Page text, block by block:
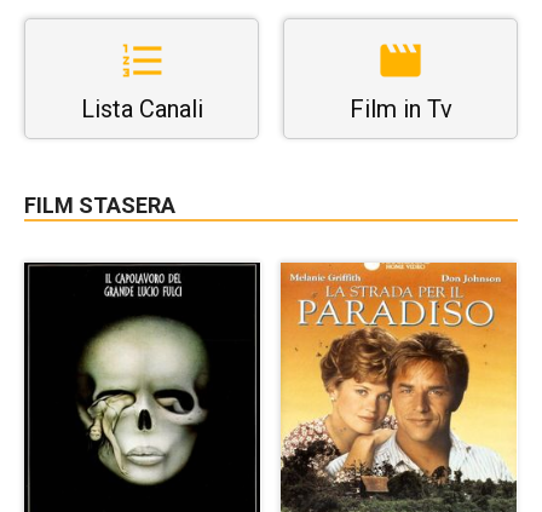
Lista Canali Film in Tv
FILM STASERA